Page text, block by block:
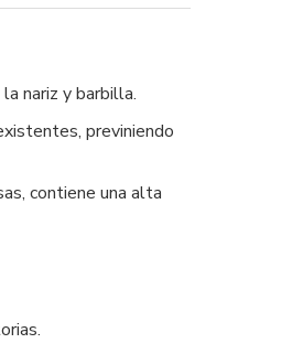
nariz y barbilla.
previniendo
contiene una alta